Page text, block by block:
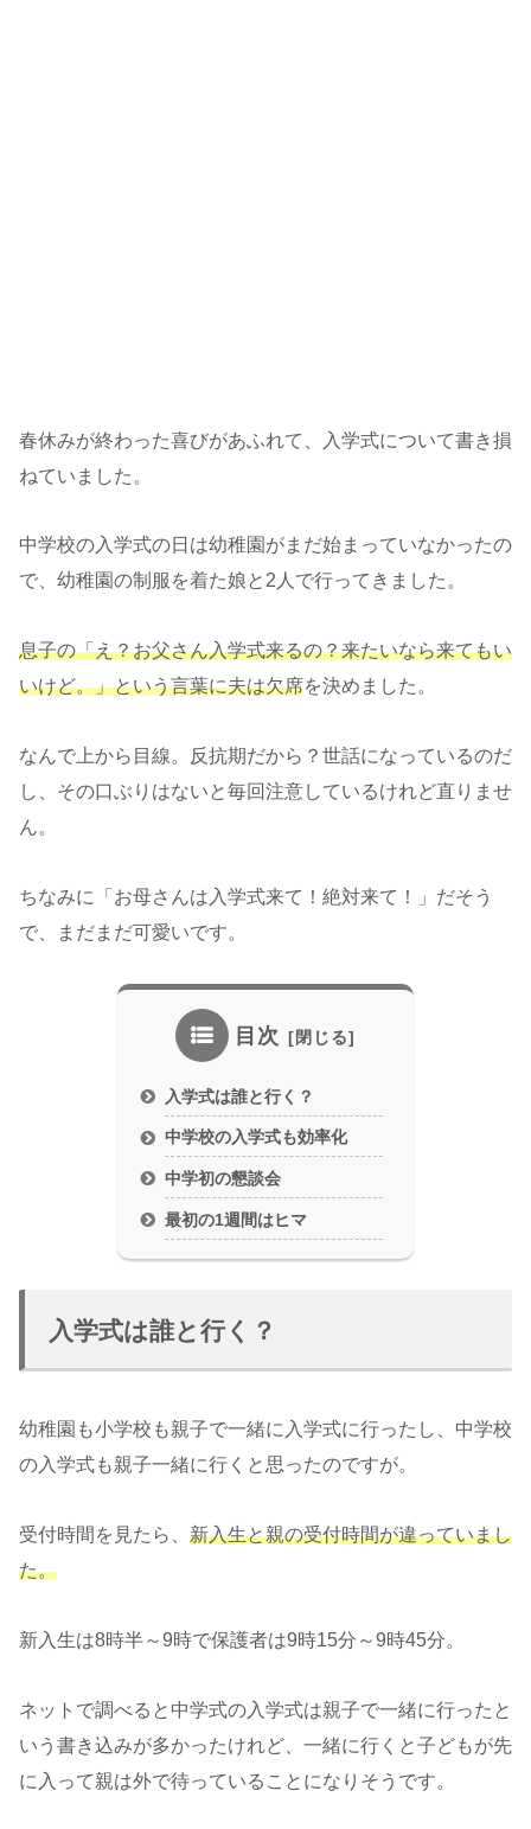
春休みが終わった喜びがあふれて、入学式について書き損
ねていました。
中学校の入学式の日は幼稚園がまだ始まっていなかったの
で、幼稚園の制服を着た娘と2人で行ってきました。
息子の「え？お父さん入学式来るの？来たいなら来てもい
いけど。」という言葉に夫は欠席を決めました。
なんで上から目線。反抗期だから？世話になっているのだ
し、その口ぶりはないと毎回注意しているけれど直りませ
ん。
ちなみに「お母さんは入学式来て！絶対来て！」だそう
で、まだまだ可愛いです。
目次
入学式は誰と行く？
中学校の入学式も効率化
中学初の懇談会
最初の1週間はヒマ
入学式は誰と行く？
幼稚園も小学校も親子で一緒に入学式に行ったし、中学校
の入学式も親子一緒に行くと思ったのですが。
受付時間を見たら、 新入生と親の受付時間が違っていまし
た。
新入生は8時半～9時で保護者は9時15分～9時45分。
ネットで調べると中学式の入学式は親子で一緒に行ったと
いう書き込みが多かったけれど、一緒に行くと子どもが先
に入って親は外で待っていることになりそうです。